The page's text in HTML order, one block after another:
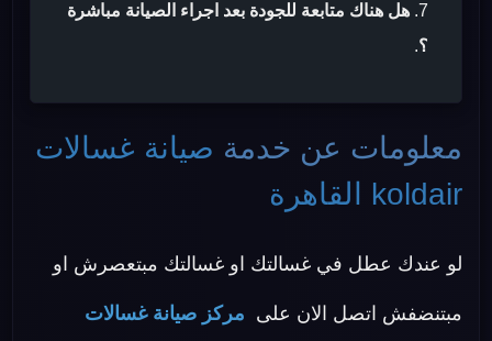
هل هناك متابعة للجودة بعد اجراء الصيانة مباشرة
؟.
معلومات عن خدمة صيانة غسالات
koldair القاهرة
لو عندك عطل في غسالتك او غسالتك مبتعصرش او
مبتنضفش اتصل الان على مركز صيانة غسالات